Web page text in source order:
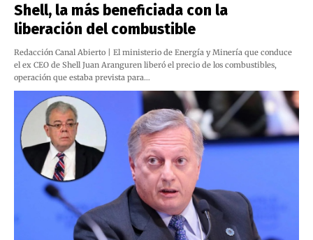
Shell, la más beneficiada con la
liberación del combustible
Redacción Canal Abierto | El ministerio de Energía y Minería que conduce
el ex CEO de Shell Juan Aranguren liberó el precio de los combustibles,
operación que estaba prevista para…